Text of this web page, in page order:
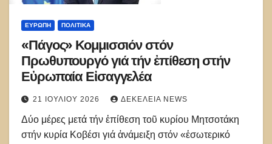
ΕΥΡΏΠΗ ΠΟΛΙΤΙΚΑ
«Πάγος» Κομμισσιόν στόν
Πρωθυπουργό γιά τήν ἐπίθεση στήν
Εὐρωπαία Εἰσαγγελέα
21 ΙΟΥΛΊΟΥ 2026 ΔΕΚΈΛΕΙΑ NEWS
Δύο μέρες μετά τήν ἐπίθεση τοῦ κυρίου Μητσοτάκη
στήν κυρία Κοβέσι γιά ἀνάμειξη στόν «ἐσωτερικό